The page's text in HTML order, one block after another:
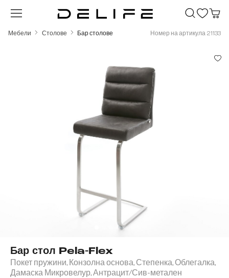
Преминете към основното съдържание
Мебели Столове Бар столове Номер на артикула 21133
Бар стол Pela-Flex
Покет пружини, Конзолна основа, Степенка, Облегалка,
Дамаска Микровелур, Антрацит/Сив-метален